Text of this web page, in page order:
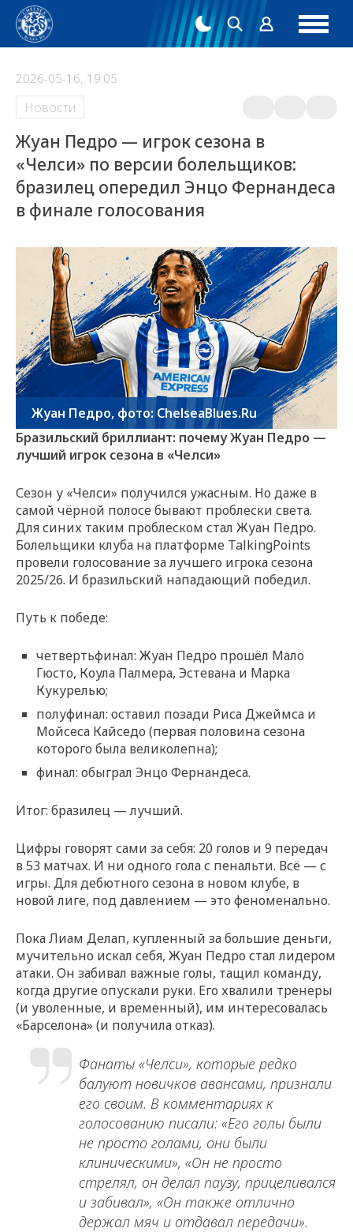
2026-05-16, 19:05
Новости
Жуан Педро — игрок сезона в
«Челси» по версии болельщиков:
бразилец опередил Энцо Фернандеса
в финале голосования
Жуан Педро, фото: ChelseaBlues.Ru
Бразильский бриллиант: почему Жуан Педро —
лучший игрок сезона в «Челси»
Сезон у «Челси» получился ужасным. Но даже в
самой чёрной полосе бывают проблески света.
Для синих таким проблеском стал Жуан Педро.
Болельщики клуба на платформе TalkingPoints
провели голосование за лучшего игрока сезона
2025/26. И бразильский нападающий победил.
Путь к победе:
четвертьфинал: Жуан Педро прошёл Мало
Гюсто, Коула Палмера, Эстевана и Марка
Кукурелью;
полуфинал: оставил позади Риса Джеймса и
Мойсеса Кайседо (первая половина сезона
которого была великолепна);
финал: обыграл Энцо Фернандеса.
Итог: бразилец — лучший.
Цифры говорят сами за себя: 20 голов и 9 передач
в 53 матчах. И ни одного гола с пенальти. Всё — с
игры. Для дебютного сезона в новом клубе, в
новой лиге, под давлением — это феноменально.
Пока Лиам Делап, купленный за большие деньги,
мучительно искал себя, Жуан Педро стал лидером
атаки. Он забивал важные голы, тащил команду,
когда другие опускали руки. Его хвалили тренеры
(и уволенные, и временный), им интересовалась
«Барселона» (и получила отказ).
Фанаты «Челси», которые редко
балуют новичков авансами, признали
его своим. В комментариях к
голосованию писали: «Его голы были
не просто голами, они были
клиническими», «Он не просто
стрелял, он делал паузу, прицеливался
и забивал», «Он также отлично
держал мяч и отдавал передачи».